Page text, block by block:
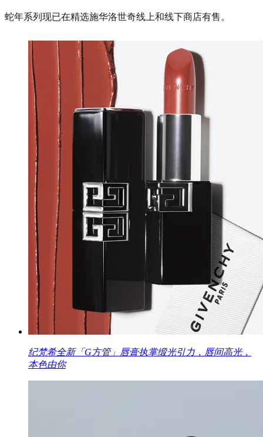
蛇年系列现已在精选施华洛世奇线上和线下商店有售。
纪梵希全新「G方管」唇膏执掌缎光引力，唇间高光，
本色由你